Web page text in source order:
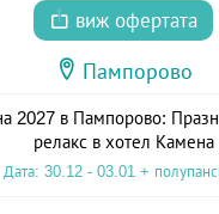
виж офертата
Пампорово
2027 в Пампорово:
релакс в хотел Камена
Дата: 30.12 - 03.01 +